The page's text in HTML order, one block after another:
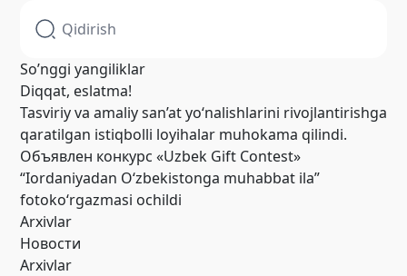
So’nggi yangiliklar
Diqqat, eslatma!
Tasviriy va amaliy san’at yo‘nalishlarini rivojlantirishga
qaratilgan istiqbolli loyihalar muhokama qilindi.
Объявлен конкурс «Uzbek Gift Contest»
“Iordaniyadan O‘zbekistonga muhabbat ila”
fotoko‘rgazmasi ochildi
Arxivlar
Новости
Arxivlar